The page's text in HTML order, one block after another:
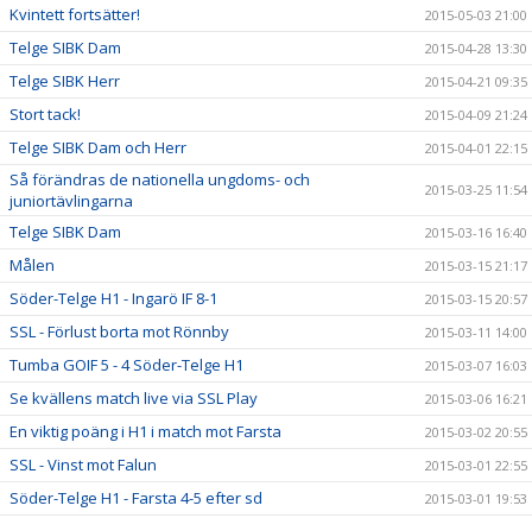
Kvintett fortsätter! 2015-05-03 21:00
Telge SIBK Dam 2015-04-28 13:30
Telge SIBK Herr 2015-04-21 09:35
Stort tack! 2015-04-09 21:24
Telge SIBK Dam och Herr 2015-04-01 22:15
Så förändras de nationella ungdoms- och
juniortävlingarna
2015-03-25 11:54
Telge SIBK Dam 2015-03-16 16:40
Målen 2015-03-15 21:17
Söder-Telge H1 - Ingarö IF 8-1 2015-03-15 20:57
SSL - Förlust borta mot Rönnby 2015-03-11 14:00
Tumba GOIF 5 - 4 Söder-Telge H1 2015-03-07 16:03
Se kvällens match live via SSL Play 2015-03-06 16:21
En viktig poäng i H1 i match mot Farsta 2015-03-02 20:55
SSL - Vinst mot Falun 2015-03-01 22:55
Söder-Telge H1 - Farsta 4-5 efter sd 2015-03-01 19:53